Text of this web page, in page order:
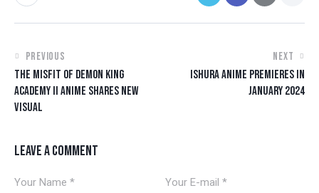
PREVIOUS
THE MISFIT OF DEMON KING
ACADEMY II ANIME SHARES NEW
VISUAL
NEXT
ISHURA ANIME PREMIERES IN
JANUARY 2024
LEAVE A COMMENT